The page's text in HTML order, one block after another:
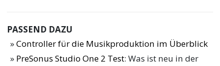
PASSEND DAZU
Controller für die Musikproduktion im Überblick
PreSonus Studio One 2 Test: Was ist neu in der